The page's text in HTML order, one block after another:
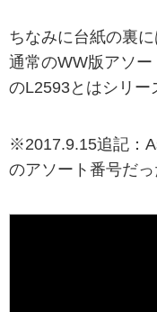
ちなみに台紙の裏
通常のWW版アソ
のL2593とはシリー
※2017.9.15追記：
のアソート番号だっ